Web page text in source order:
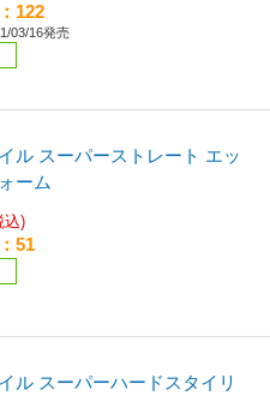
122
03/16発売
ル スーパーストレート エッ
ーム
込)
51
ル スーパーハードスタイリ